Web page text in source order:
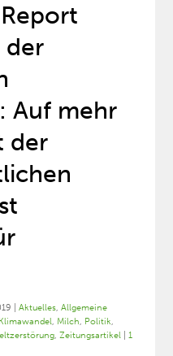
der
Auf mehr
der
|Aktuelles,Allgemeine
Klimawandel, Milch, Politik,
,Zeitungsartikel |1